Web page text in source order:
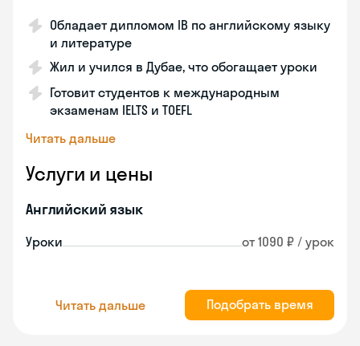
Обладает дипломом IB по английскому языку
и литературе
Жил и учился в Дубае, что обогащает уроки
Готовит студентов к международным
экзаменам IELTS и TOEFL
Читать дальше
Услуги и цены
Английский язык
Уроки от 1090 ₽ / урок
Читать дальше Подобрать время